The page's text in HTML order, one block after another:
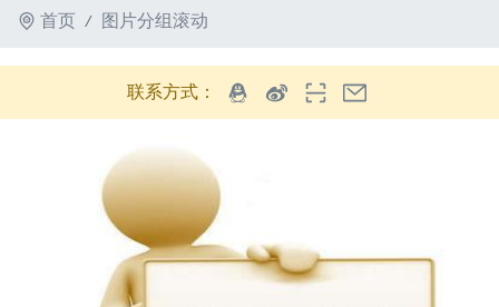
首页 图片分组滚动
联系方式：